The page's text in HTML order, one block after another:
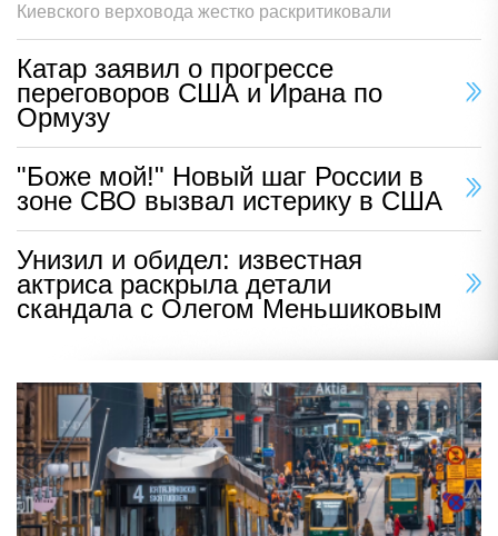
Киевского верховода жестко раскритиковали
Катар заявил о прогрессе
переговоров США и Ирана по
Ормузу
"Боже мой!" Новый шаг России в
зоне СВО вызвал истерику в США
Унизил и обидел: известная
актриса раскрыла детали
скандала с Олегом Меньшиковым